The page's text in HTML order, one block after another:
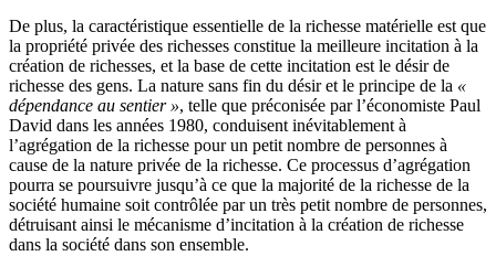
De plus, la caractéristique essentielle de la richesse matérielle est que
la propriété privée des richesses constitue la meilleure incitation à la
création de richesses, et la base de cette incitation est le désir de
richesse des gens. La nature sans fin du désir et le principe de la «
dépendance au sentier », telle que préconisée par l’économiste Paul
David dans les années 1980, conduisent inévitablement à
l’agrégation de la richesse pour un petit nombre de personnes à
cause de la nature privée de la richesse. Ce processus d’agrégation
pourra se poursuivre jusqu’à ce que la majorité de la richesse de la
société humaine soit contrôlée par un très petit nombre de personnes,
détruisant ainsi le mécanisme d’incitation à la création de richesse
dans la société dans son ensemble.